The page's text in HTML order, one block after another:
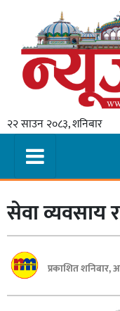
२२ साउन २०८३, शनिबार
गृहपृष्ठ
स्थानीय
प्रदेश
मधेश
प्रदेश
लुम्बिनी
गण्डकी
सेवा व्यवसाय
प्रकाशित